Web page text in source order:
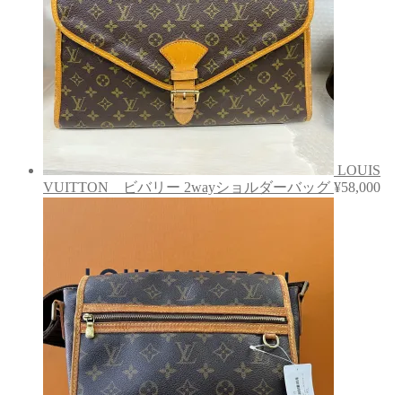
LOUIS
VUITTON ビバリー 2wayショルダーバッグ ¥58,000